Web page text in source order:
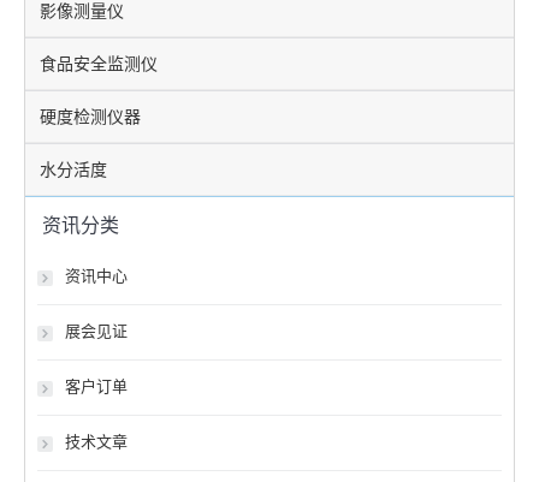
影像测量仪
食品安全监测仪
硬度检测仪器
水分活度
资讯分类
资讯中心
展会见证
客户订单
技术文章